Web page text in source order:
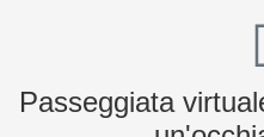
Passeggiata